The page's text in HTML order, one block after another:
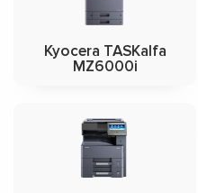
Kyocera TASKalfa
MZ6000i